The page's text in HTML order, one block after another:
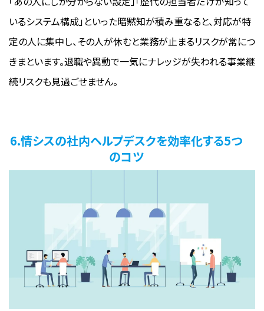
いるシステム構成」といった暗黙知が積み重なると、対応が特
定の人に集中し、その人が休むと業務が止まるリスクが常につ
きまといます。退職や異動で一気にナレッジが失われる事業継
続リスクも見過ごせません。
6.情シスの社内ヘルプデスクを効率化する5つ
のコツ